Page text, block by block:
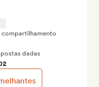
compartilhamento
dadas